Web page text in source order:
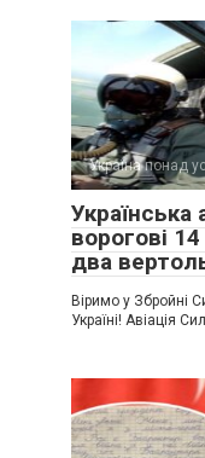
Україна понад
Українська
ворогові
два
Віримо у Збройні
Україні! Авіація